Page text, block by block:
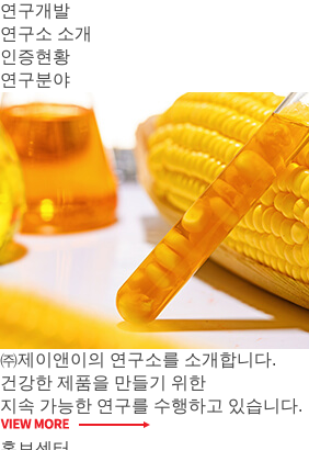
연구개발
연구소 소개
인증현황
연구분야
㈜제이앤이의 연구소를 소개합니다.
건강한 제품을 만들기 위한
지속 가능한 연구를 수행하고 있습니다.